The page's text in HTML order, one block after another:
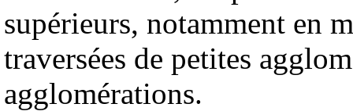
supérieurs, notamment en
traversées de petites
agglomérations.